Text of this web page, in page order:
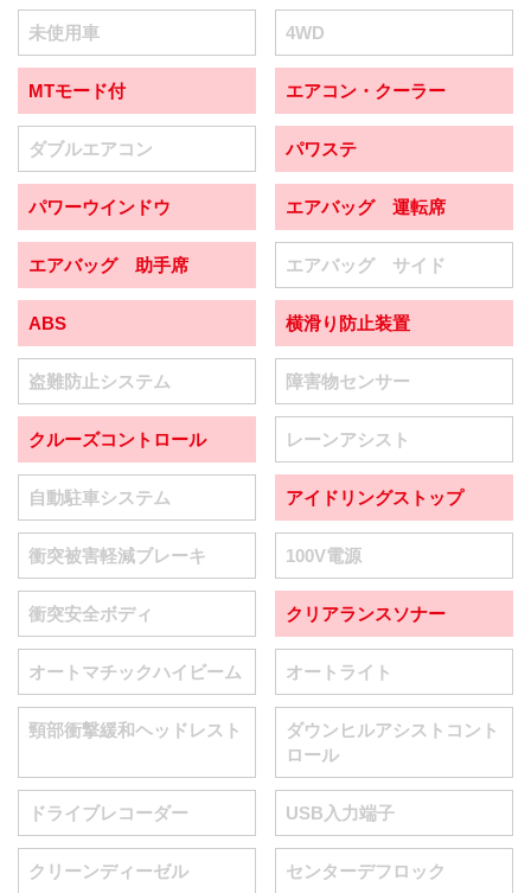
未使用車 4WD
MTモード付 エアコン・クーラー
ダブルエアコン パワステ
パワーウインドウ エアバッグ 運転席
エアバッグ 助手席 エアバッグ サイド
ABS 横滑り防止装置
盗難防止システム 障害物センサー
クルーズコントロール レーンアシスト
自動駐車システム アイドリングストップ
衝突被害軽減ブレーキ 100V電源
衝突安全ボディ クリアランスソナー
オートマチックハイビーム オートライト
頸部衝撃緩和ヘッドレスト
ダウンヒルアシストコント
ロール
ドライブレコーダー USB入力端子
クリーンディーゼル センターデフロック